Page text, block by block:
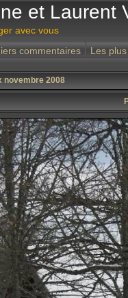
et Laurent
avec vous
commentaires Les
novembre 2008